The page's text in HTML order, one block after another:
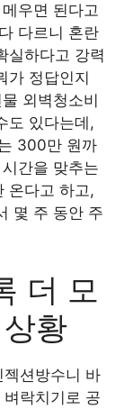
우면 된다고
다르니 혼란
실하다고 강력
가 정답인지
외벽청소비
도 있다는데,
300만 원까
간을 맞추는
온다고 하고,
몇 주 동안 주
더 모
황
션방수니 바
락치기로 공